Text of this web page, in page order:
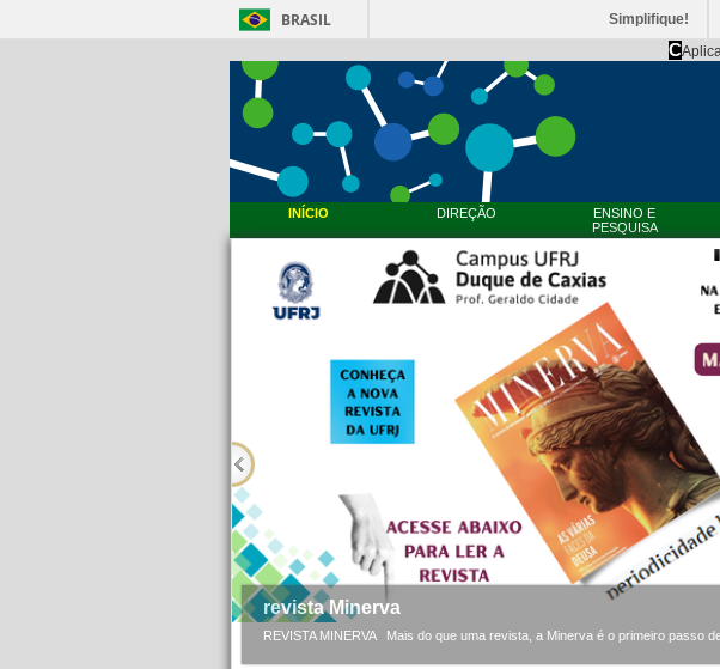
BRASIL Simplifique!
C
INÍCIO DIREÇÃO
ENSINO E
PESQUISA
revista Minerva
REVISTA MINERVA Mais do que uma revista, a Minerva é o primeiro passo de